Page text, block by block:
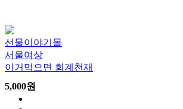
선물이야기몰
서울여상
이거먹으면 회계천재
5,000원